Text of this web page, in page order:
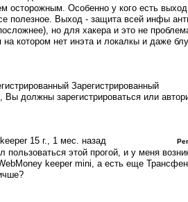
осторожным. Особенно у кого есть выход
полезное. Выход - защита всей инфы
но для хакера и это не
котором нет инэта и локалкы и даже
Зарегистрированный
должны зарегистрироваться или
15 г., 1 мес. назад
пользоваться этой прогой, и у меня
keeper mini, а есть еще